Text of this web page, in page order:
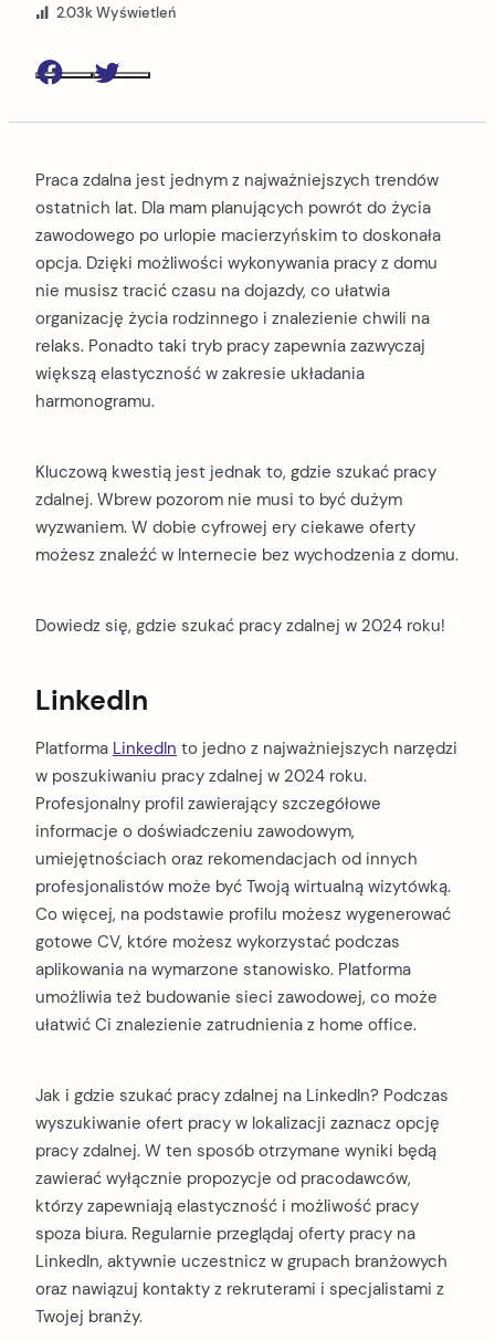
2.03k Wyświetleń
Praca zdalna jest jednym z najważniejszych trendów
ostatnich lat. Dla mam planujących powrót do życia
zawodowego po urlopie macierzyńskim to doskonała
opcja. Dzięki możliwości wykonywania pracy z domu
nie musisz tracić czasu na dojazdy, co ułatwia
organizację życia rodzinnego i znalezienie chwili na
relaks. Ponadto taki tryb pracy zapewnia zazwyczaj
większą elastyczność w zakresie układania
harmonogramu.
Kluczową kwestią jest jednak to, gdzie szukać pracy
zdalnej. Wbrew pozorom nie musi to być dużym
wyzwaniem. W dobie cyfrowej ery ciekawe oferty
możesz znaleźć w Internecie bez wychodzenia z domu.
Dowiedz się, gdzie szukać pracy zdalnej w 2024 roku!
LinkedIn
Platforma LinkedIn to jedno z najważniejszych narzędzi
w poszukiwaniu pracy zdalnej w 2024 roku.
Profesjonalny profil zawierający szczegółowe
informacje o doświadczeniu zawodowym,
umiejętnościach oraz rekomendacjach od innych
profesjonalistów może być Twoją wirtualną wizytówką.
Co więcej, na podstawie profilu możesz wygenerować
gotowe CV, które możesz wykorzystać podczas
aplikowania na wymarzone stanowisko. Platforma
umożliwia też budowanie sieci zawodowej, co może
ułatwić Ci znalezienie zatrudnienia z home office.
Jak i gdzie szukać pracy zdalnej na LinkedIn? Podczas
wyszukiwanie ofert pracy w lokalizacji zaznacz opcję
pracy zdalnej. W ten sposób otrzymane wyniki będą
zawierać wyłącznie propozycje od pracodawców,
którzy zapewniają elastyczność i możliwość pracy
spoza biura. Regularnie przeglądaj oferty pracy na
LinkedIn, aktywnie uczestnicz w grupach branżowych
oraz nawiązuj kontakty z rekruterami i specjalistami z
Twojej branży.